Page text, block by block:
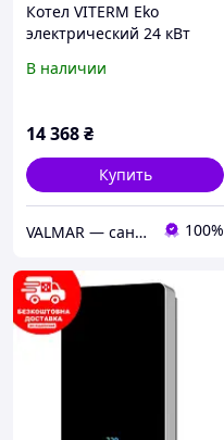
Котел VITERM Eko
электрический 24 кВт
В наличии
14 368₴
Купить
VALMAR — сантехника европейского качества для обустройства дома 100%